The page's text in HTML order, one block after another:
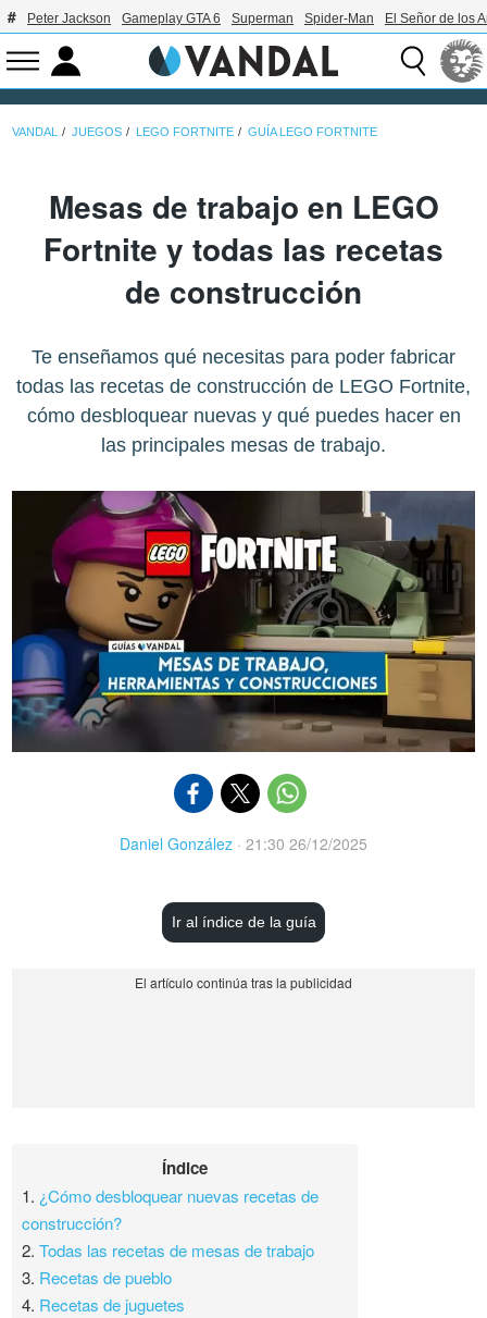
Peter Jackson Gameplay GTA 6 Superman Spider-Man El Señor de los
VANDAL JUEGOS LEGO FORTNITE GUÍA LEGO FORTNITE
Mesas de trabajo en LEGO
Fortnite y todas las recetas
de construcción
Te enseñamos qué necesitas para poder fabricar
todas las recetas de construcción de LEGO Fortnite,
cómo desbloquear nuevas y qué puedes hacer en
las principales mesas de trabajo.
Daniel González · 21:30 26/12/2025
Ir al índice de la guía
Índice
1. ¿Cómo desbloquear nuevas recetas de
construcción?
2.Todas las recetas de mesas de trabajo
3. Recetas de pueblo
4. Recetas de juguetes